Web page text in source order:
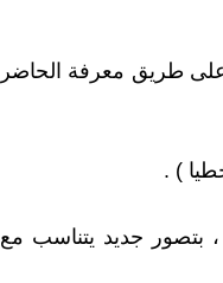
طريق معرفة الحاضر
) .
، بتصور جديد يتناسب مع